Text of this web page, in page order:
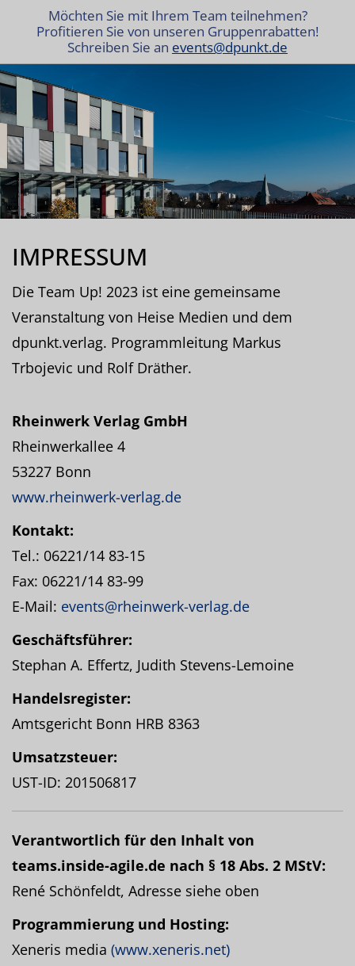
Möchten Sie mit Ihrem Team teilnehmen?
Profitieren Sie von unseren Gruppenrabatten!
Schreiben Sie an events@dpunkt.de
IMPRESSUM
Die Team Up! 2023 ist eine gemeinsame
Veranstaltung von Heise Medien und dem
dpunkt.verlag. Programmleitung Markus
Trbojevic und Rolf Dräther.
Rheinwerk Verlag GmbH
Rheinwerkallee 4
53227 Bonn
www.rheinwerk-verlag.de
Kontakt:
Tel.: 06221/14 83-15
Fax: 06221/14 83-99
E-Mail: events@rheinwerk-verlag.de
Geschäftsführer:
Stephan A. Effertz, Judith Stevens-Lemoine
Handelsregister:
Amtsgericht Bonn HRB 8363
Umsatzsteuer:
UST-ID: 201506817
Verantwortlich für den Inhalt von
teams.inside-agile.de nach § 18 Abs. 2 MStV:
René Schönfeldt, Adresse siehe oben
Programmierung und Hosting:
Xeneris media (www.xeneris.net)